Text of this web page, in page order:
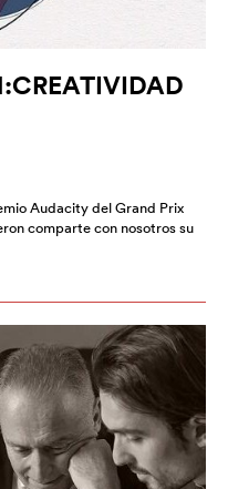
Audacity del Grand Prix
comparte con nosotros su